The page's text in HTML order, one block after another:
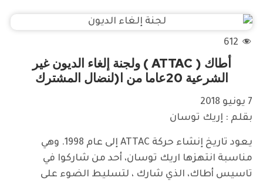
612
أطاك ( ATTAC ) ولجنة إلغاء الديون غير
الشرعية 20عاما من ا(لنضال المشترك
7 يونيو 2018
بقلم : إريك توسان
يعود تاريخ إنشاء حركة ATTAC إلى عام 1998. وهي
مناسبة انتهزها اريك توسان، أحد من شاركوا في
تاسيس أطاك، الذي شارك ، لتسليط الضوء على